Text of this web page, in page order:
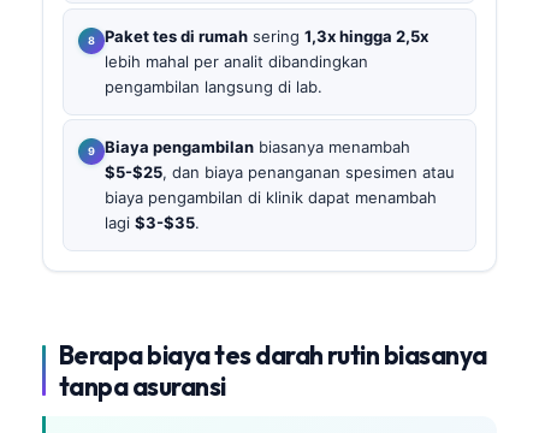
Paket tes di rumah sering 1,3x hingga 2,5x
lebih mahal per analit dibandingkan
pengambilan langsung di lab.
Biaya pengambilan biasanya menambah
$5-$25, dan biaya penanganan spesimen atau
biaya pengambilan di klinik dapat menambah
lagi $3-$35.
Berapa biaya tes darah rutin biasanya
tanpa asuransi